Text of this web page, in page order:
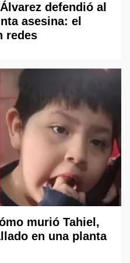
defendió al
asesina: el
redes
murió Tahiel,
en una planta